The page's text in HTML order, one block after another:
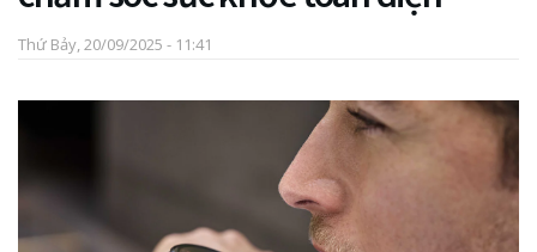
Thứ Bảy, 20/09/2025 - 11:41